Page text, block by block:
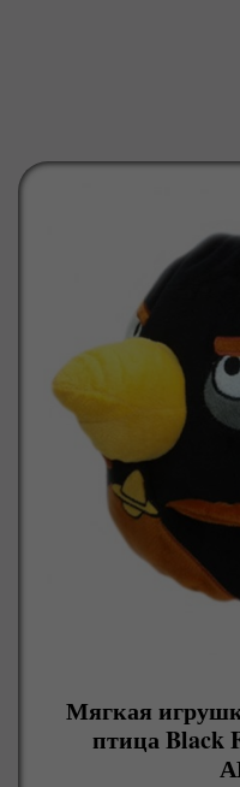
Мягкая
птица Black